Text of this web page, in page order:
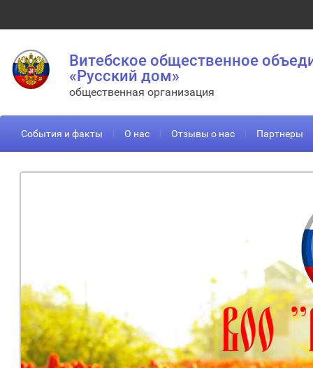
Витебское общественное
«Русский дом»
общественная организация
События и факты О нас Отзывы о нас Партнеры